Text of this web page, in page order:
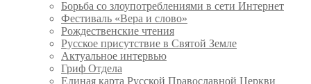
Борьба со злоупотреблениями в сети Интернет
Фестиваль «Вера и слово»
Рождественские чтения
Русское присутствие в Святой Земле
Актуальное интервью
Гриф Отдела
Единая карта Русской Православной Церкви